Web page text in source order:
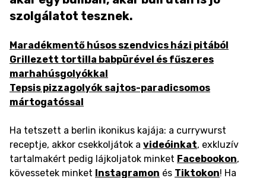
szolgálatot tesznek.
Maradékmentő húsos szendvics házi pitából
Grillezett tortilla babpürével és fűszeres
marhahúsgolyókkal
Tepsis pizzagolyók sajtos-paradicsomos
mártogatóssal
Ha tetszett a berlin ikonikus kajája: a currywurst
receptje, akkor csekkoljátok a videóinkat, exkluzív
tartalmakért pedig lájkoljatok minket Facebookon,
kövessetek minket Instagramon és Tiktokon! Ha